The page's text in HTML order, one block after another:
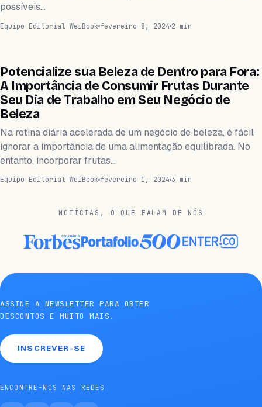
possíveis…
Equipo Editorial WeiBook fevereiro 8, 2024 2 min
WEIHEALTH
Potencialize sua Beleza de Dentro para Fora:
A Importância de Consumir Frutas Durante
Seu Dia de Trabalho em Seu Negócio de
Beleza
Na rotina diária acelerada de um negócio de beleza, é fácil
ignorar a importância de uma alimentação equilibrada. No
entanto, incorporar frutas…
Equipo Editorial WeiBook fevereiro 1, 2024 3 min
NOTÍCIAS, O QUE FALAM DE NÓS
ASSINE A NEWSLETTER PARA OBTER
DESCONTOS E MUITO MAIS.
INSCREVER-SE
ENCONTRE-NOS NAS REDES